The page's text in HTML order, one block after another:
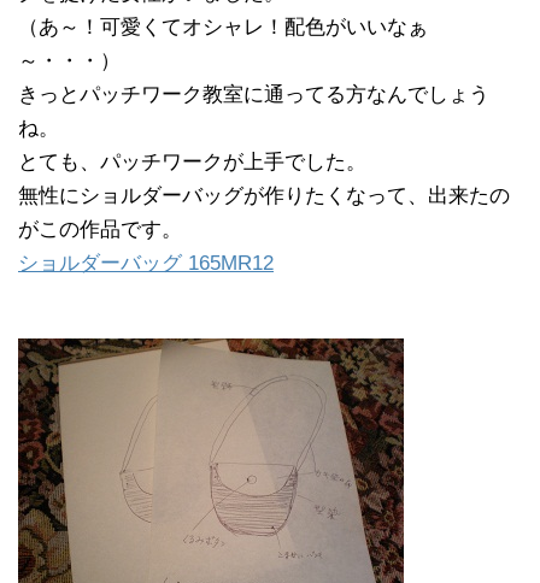
（あ～！可愛くてオシャレ！配色がいいなぁ
～・・・）
きっとパッチワーク教室に通ってる方なんでしょう
ね。
とても、パッチワークが上手でした。
無性にショルダーバッグが作りたくなって、出来たの
がこの作品です。
ショルダーバッグ 165MR12